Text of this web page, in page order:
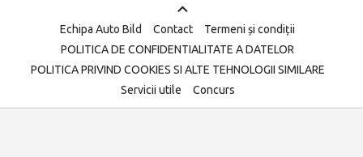
Echipa Auto Bild Contact
Termeni și condiții
POLITICA DE CONFIDENTIALITATE A DATELOR
POLITICA PRIVIND COOKIES SI ALTE TEHNOLOGII SIMILARE
Servicii utile
Concurs